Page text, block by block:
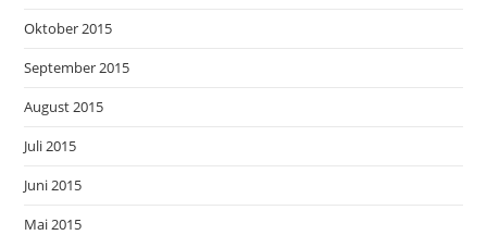
Oktober 2015
September 2015
August 2015
Juli 2015
Juni 2015
Mai 2015